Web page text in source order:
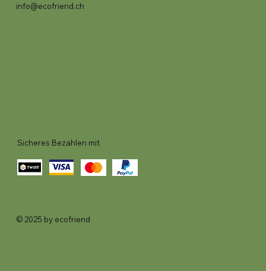
info@ecofriend.ch
Sicheres Bezahlen mit
© 2025 by ecofriend